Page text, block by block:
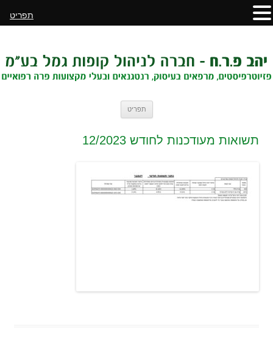
תפריט
תשואות מעודכנות לחודש 12/2023
תפריט